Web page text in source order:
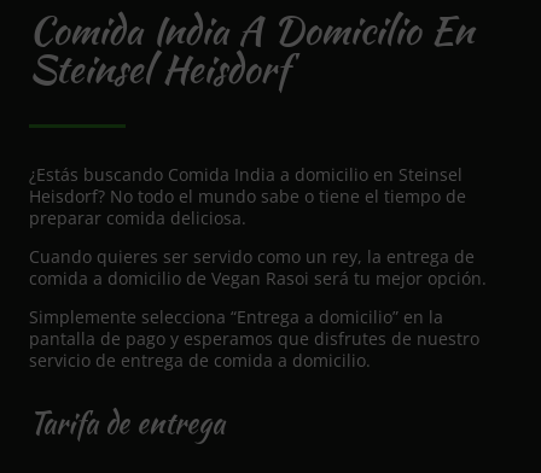
Comida India A Domicilio En
Steinsel Heisdorf
¿Estás buscando Comida India a domicilio en Steinsel
Heisdorf? No todo el mundo sabe o tiene el tiempo de
preparar comida deliciosa.
Cuando quieres ser servido como un rey, la entrega de
comida a domicilio de Vegan Rasoi será tu mejor opción.
Simplemente selecciona “Entrega a domicilio” en la
pantalla de pago y esperamos que disfrutes de nuestro
servicio de entrega de comida a domicilio.
Tarifa de entrega